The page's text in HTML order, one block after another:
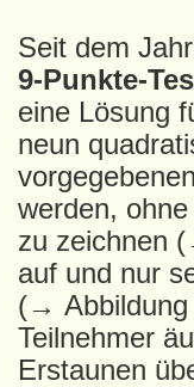
Seit dem
eine Lösung
neun
werden,
zu zeichnen
auf und nur
(→ Abbildung
Teilnehmer
Erstaunen